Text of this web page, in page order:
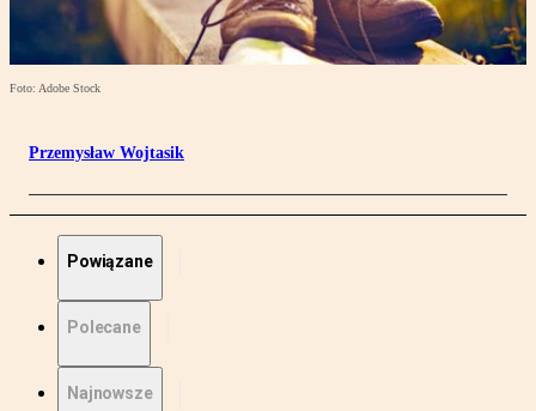
Foto: Adobe Stock
Przemysław Wojtasik
Powiązane
Polecane
Najnowsze